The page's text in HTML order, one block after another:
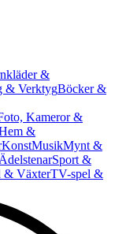
&
& VerktygBöcker &
Kameror &
&
KonstMusikMynt &
Sport &
& VäxterTV-spel &